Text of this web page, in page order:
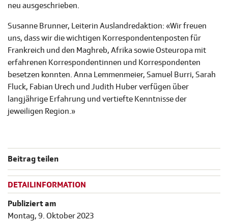
neu ausgeschrieben.
Susanne Brunner, Leiterin Auslandredaktion: «Wir freuen
uns, dass wir die wichtigen Korrespondentenposten für
Frankreich und den Maghreb, Afrika sowie Osteuropa mit
erfahrenen Korrespondentinnen und Korrespondenten
besetzen konnten. Anna Lemmenmeier, Samuel Burri, Sarah
Fluck, Fabian Urech und Judith Huber verfügen über
langjährige Erfahrung und vertiefte Kenntnisse der
jeweiligen Region.»
Beitrag teilen
DETAILINFORMATION
Publiziert am
Montag, 9. Oktober 2023